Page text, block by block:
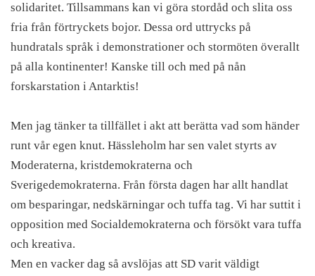
solidaritet. Tillsammans kan vi göra stordåd och slita oss
fria från förtryckets bojor. Dessa ord uttrycks på
hundratals språk i demonstrationer och stormöten överallt
på alla kontinenter! Kanske till och med på nån
forskarstation i Antarktis!
Men jag tänker ta tillfället i akt att berätta vad som händer
runt vår egen knut. Hässleholm har sen valet styrts av
Moderaterna, kristdemokraterna och
Sverigedemokraterna. Från första dagen har allt handlat
om besparingar, nedskärningar och tuffa tag. Vi har suttit i
opposition med Socialdemokraterna och försökt vara tuffa
och kreativa.
Men en vacker dag så avslöjas att SD varit väldigt